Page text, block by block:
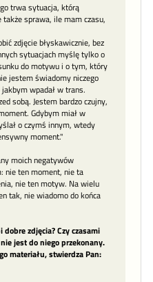
trwa sytuacja, którą
sprawa, ile mam czasu,
zdjęcie błyskawicznie, bez
sytuacjach myślę tylko o
do motywu i o tym, który
jestem świadomy niczego
wpadał w trans.
sobą. Jestem bardzo czujny,
Gdybym miał w
o czymś innym, wtedy
moment."
moich negatywów
nie ten moment, nie ta
nie ten motyw. Na wielu
tak, nie wiadomo do końca
dobre zdjęcia? Czy czasami
jest do niego przekonany.
materiału, stwierdza Pan: